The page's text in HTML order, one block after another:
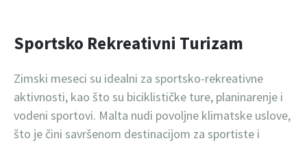
Sportsko Rekreativni Turizam
Zimski meseci su idealni za sportsko-rekreativne
aktivnosti, kao što su biciklističke ture, planinarenje i
vodeni sportovi. Malta nudi povoljne klimatske uslove,
što je čini savršenom destinacijom za sportiste i